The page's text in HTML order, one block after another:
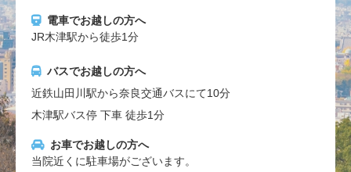
電車でお越しの方へ
JR木津駅から徒歩1分
バスでお越しの方へ
近鉄山田川駅から奈良交通バスにて10分
木津駅バス停 下車 徒歩1分
お車でお越しの方へ
当院近くに駐車場がございます。